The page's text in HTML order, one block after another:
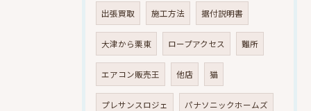
出張買取 施工方法 据付説明書
大津から栗東 ロープアクセス 難所
エアコン販売王 他店 猫
プレサンスロジェ パナソニックホームズ